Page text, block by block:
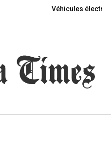
Véhicules